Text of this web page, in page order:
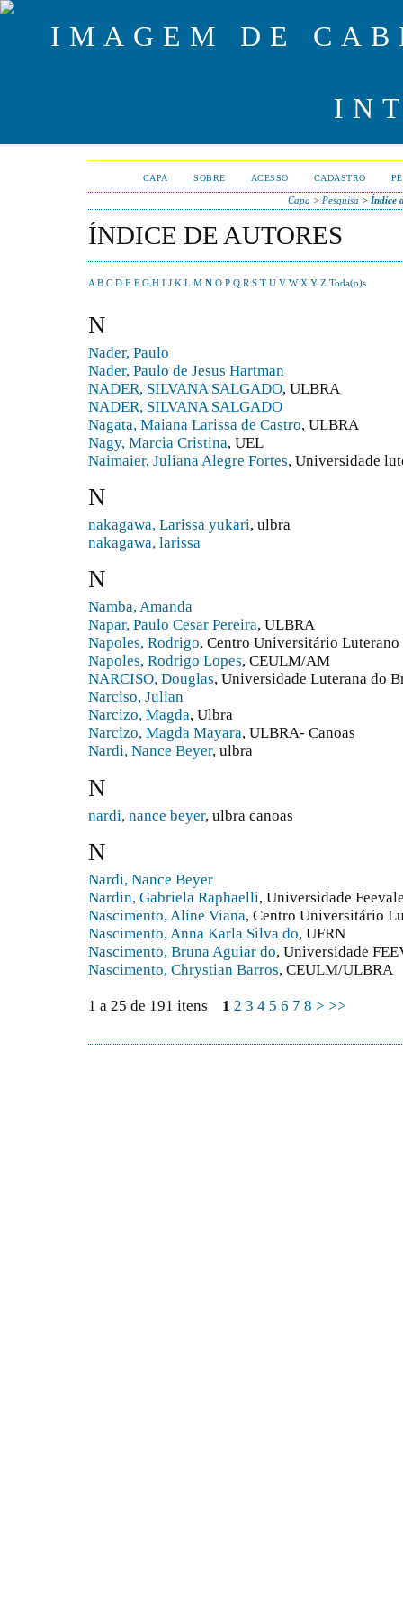
CAPA SOBRE ACESSO CADASTRO
Capa > Pesquisa > Índice
ÍNDICE DE AUTORES
A B C D E F G H I J K L M N O P Q R S T U V W X Y Z Toda(o)s
N
Nader, Paulo
Nader, Paulo de Jesus Hartman
NADER, SILVANA SALGADO, ULBRA
NADER, SILVANA SALGADO
Nagata, Maiana Larissa de Castro, ULBRA
Nagy, Marcia Cristina, UEL
Naimaier, Juliana Alegre Fortes, Universidade
N
nakagawa, Larissa yukari, ulbra
nakagawa, larissa
N
Namba, Amanda
Napar, Paulo Cesar Pereira, ULBRA
Napoles, Rodrigo, Centro Universitário
Napoles, Rodrigo Lopes, CEULM/AM
NARCISO, Douglas, Universidade Luterana do
Narciso, Julian
Narcizo, Magda, Ulbra
Narcizo, Magda Mayara, ULBRA- Canoas
Nardi, Nance Beyer, ulbra
N
nardi, nance beyer, ulbra canoas
N
Nardi, Nance Beyer
Nardin, Gabriela Raphaelli, Universidade
Nascimento, Aline Viana, Centro Universitário
Nascimento, Anna Karla Silva do, UFRN
Nascimento, Bruna Aguiar do, Universidade
Nascimento, Chrystian Barros, CEULM/ULBRA
1 a 25 de 191 itens 1 2 3 4 5 6 7 8 > >>